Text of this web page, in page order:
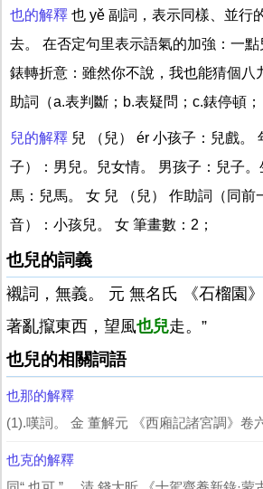
也的解釋 也 yě 副詞，表示同樣、並行
去。 在否定句里表示語氣的加強：一
錶轉折意：雖然你不說，我也能猜個八
助詞（a.表判斷；b.表疑問；c.錶停頓；
兒的解釋 兒 （兒） ér 小孩子：兒戲。
子）：男兒。兒女情。 男孩子：兒子
馬：兒馬。 女 兒 （兒） 作助詞（同前
音）：小孩兒。 女 筆畫數：2；
也兒的詞義
襯詞，無義。 元 無名氏 《石榴園
著亂攛東西，望風也兒走。”
也兒的相關詞語
也那的解釋
也克的解釋